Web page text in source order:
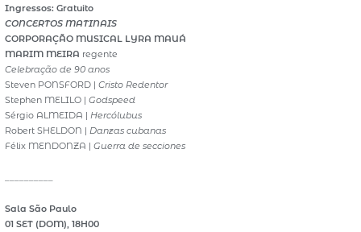
Ingressos: Gratuito
CONCERTOS MATINAIS
CORPORAÇÃO MUSICAL LYRA MAUÁ
MARIM MEIRA regente
Celebração de 90 anos
Steven PONSFORD | Cristo Redentor
Stephen MELILO | Godspeed
Sérgio ALMEIDA | Hercólubus
Robert SHELDON | Danzas cubanas
Félix MENDONZA | Guerra de secciones
Sala São Paulo
01 SET (DOM), 18H00